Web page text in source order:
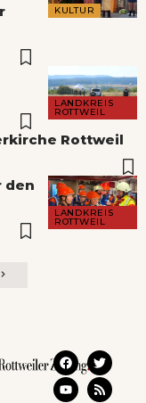
KULTUR
LANDKREIS
ROTTWEIL
Rottweil
LANDKREIS
ROTTWEIL
den